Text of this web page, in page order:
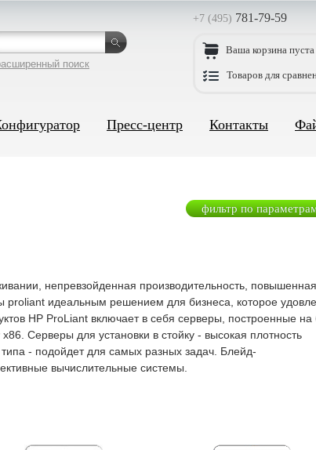
поиск
+7 (495) 781-79-59
Ваша корзина пуста
Товаров для
Пресс-центр Контакты
фильтр по
непревзойденная производительность, повышенная
proliant идеальным решением для бизнеса, которое
НР ProLiant включает в себя серверы, построенные на
Серверы для установки в стойку - высокая плотность
- подойдет для самых разных задач. Блейд-
вычислительные системы.